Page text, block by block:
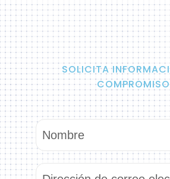
SOLICITA
COMPROMISO